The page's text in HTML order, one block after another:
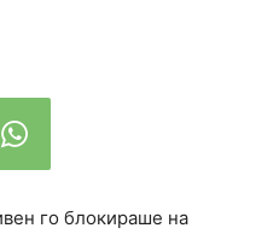
го блокираше на